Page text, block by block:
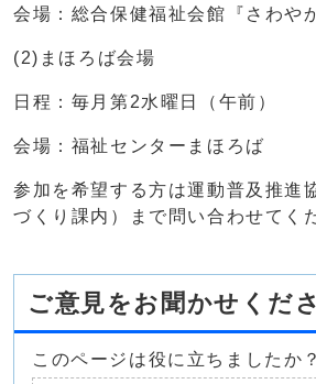
会場：総合保健福祉会館『さわや
(2)まほろば会場
日程：毎月第2水曜日（午前）
会場：福祉センターまほろば
参加を希望する方は運動普及推進
づくり課内）まで問い合わせてく
ご意見をお聞かせくだ
このページは役に立ちましたか？